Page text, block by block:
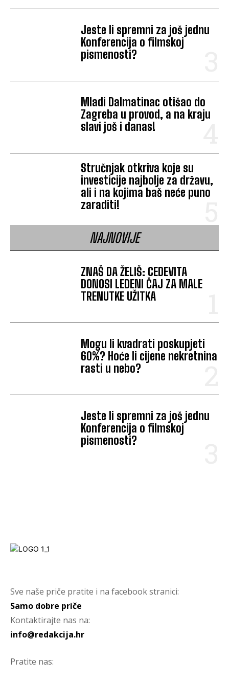
Jeste li spremni za još jednu
Konferencija o filmskoj
pismenosti?
Mladi Dalmatinac otišao do
Zagreba u provod, a na kraju
slavi još i danas!
Stručnjak otkriva koje su
investicije najbolje za državu,
ali i na kojima baš neće puno
zaraditi!
NAJNOVIJE
ZNAŠ DA ŽELIŠ: CEDEVITA
DONOSI LEDENI ČAJ ZA MALE
TRENUTKE UŽITKA
Mogu li kvadrati poskupjeti
60%? Hoće li cijene nekretnina
rasti u nebo?
Jeste li spremni za još jednu
Konferencija o filmskoj
pismenosti?
Sve naše priče pratite i na facebook stranici:
Samo dobre priče
Kontaktirajte nas na:
info@redakcija.hr
Pratite nas: